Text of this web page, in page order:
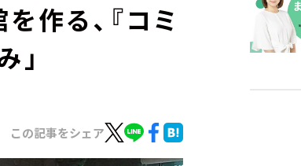
作る、『コミ
」
この記事をシェア